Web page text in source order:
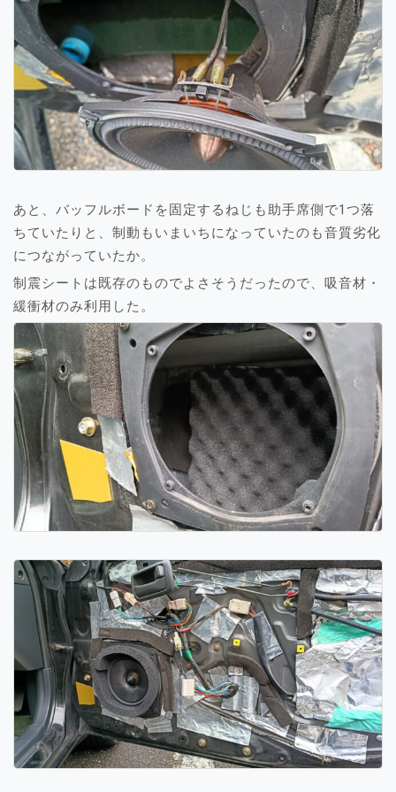
あと、バッフルボードを固定するねじも助手席側で1つ落
ちていたりと、制動もいまいちになっていたのも音質劣化
につながっていたか。
制震シートは既存のものでよさそうだったので、吸音材・
緩衝材のみ利用した。